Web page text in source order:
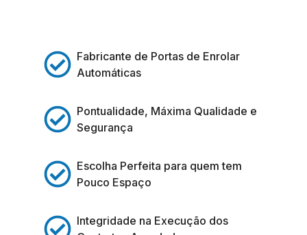
Fabricante de Portas de Enrolar
Automáticas
Pontualidade, Máxima Qualidade e
Segurança
Escolha Perfeita para quem tem
Pouco Espaço
Integridade na Execução dos